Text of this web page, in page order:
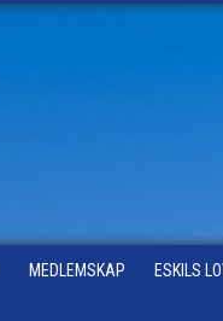
MEDLEMSKAP ESKILS